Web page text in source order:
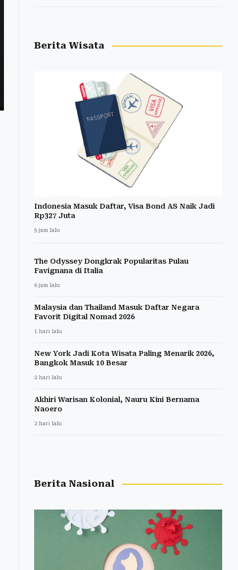
Berita Wisata
Indonesia Masuk Daftar, Visa Bond AS Naik Jadi
Rp327 Juta
5 jam lalu
The Odyssey Dongkrak Popularitas Pulau
Favignana di Italia
6 jam lalu
Malaysia dan Thailand Masuk Daftar Negara
Favorit Digital Nomad 2026
1 hari lalu
New York Jadi Kota Wisata Paling Menarik 2026,
Bangkok Masuk 10 Besar
2 hari lalu
Akhiri Warisan Kolonial, Nauru Kini Bernama
Naoero
2 hari lalu
Berita Nasional